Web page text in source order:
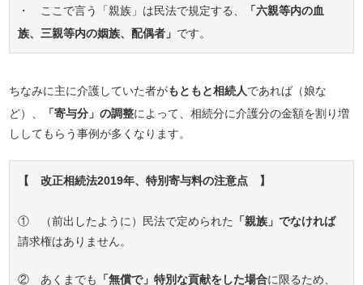
・ ここで言う「親族」は民法で規定する、
「六親等内の血
族、三親等内の姻族、配偶者」 です。
ちなみに主に介護していた者がもともと相続人であれば（娘な
ど）、
「寄与分」の調整によって、相続分に介護分の金額を割り増
ししてもらう事例が多くなります。
【 改正相続法2019年、特別寄与料の注意点 】
① （前出したように）民法で定められた
「親族」でなければ
請求権はありません。
② あくまでも 「無償で」特別な貢献をした場合に限るため、